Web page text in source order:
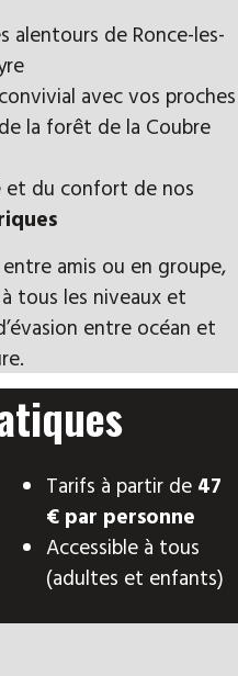
alentours de Ronce-les-
avec vos proches
la forêt de la Coubre
et du confort de nos
amis ou en groupe,
tous les niveaux et
entre océan et
Tarifs à partir de 47
€ par personne
Accessible à tous
(adultes et enfants)